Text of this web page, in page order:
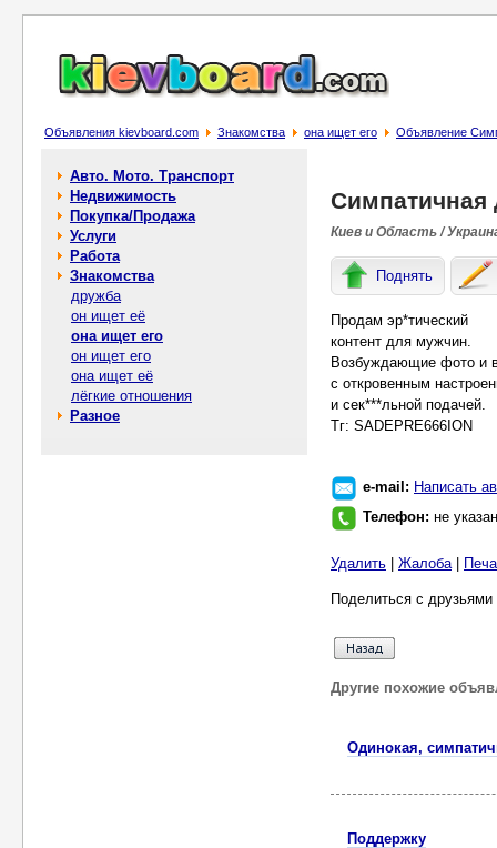
Объявления kievboard.com Знакомства она ищет его Объявление
Авто. Мото. Транспорт
Недвижимость
Покупка/Продажа
Услуги
Работа
Знакомства
дружба
он ищет её
она ищет его
он ищет его
она ищет её
лёгкие отношения
Разное
Симпатичная
Киев и Область /
Поднять
Продам эр*тический
контент для мужчин.
Возбуждающие фото и
с откровенным
и сек***льной подачей.
Тг: SADEPRE666ION
e-mail: Написать
Телефон: не указан
Удалить Жалоба|
Поделиться с
Другие похожие
Одинокая,
Поддержку